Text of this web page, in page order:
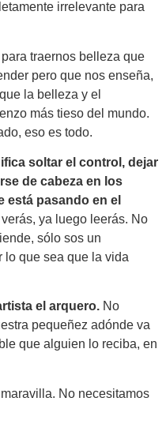
irrelevante para
traernos belleza que
pero que nos enseña,
la belleza y el
más tieso del mundo.
eso es todo.
soltar el control, dejar
de cabeza en los
está pasando en el
ya luego leerás. No
sólo sos un
lo que sea que la vida
el arquero. No
pequeñez adónde va
que alguien lo reciba, en
No necesitamos